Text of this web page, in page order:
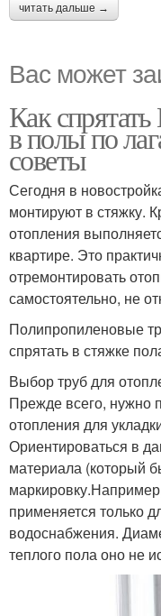
читать дальше →
Вас может
Как
в полы по
советы
Сегодня в
монтируют в стяжку.
отопления
квартире. Это
отремонтировать
самостоятельно, не
Полипропиленовые
спрятать в стяжке
Выбор труб для
Прежде всего, нужно
отопления для
Ориентироваться в
материала (который
применяется только
водоснабжения.
теплого пола оно не